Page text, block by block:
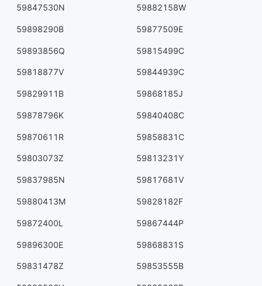
59847530N 59882158W
59898290B 59877509E
59893856Q 59815499C
59818877V 59844939C
59829911B 59868185J
59878796K 59840408C
59870611R 59858831C
59803073Z 59813231Y
59837985N 59817681V
59880413M 59828182F
59872400L 59867444P
59896300E 59868831S
59831478Z 59853555B